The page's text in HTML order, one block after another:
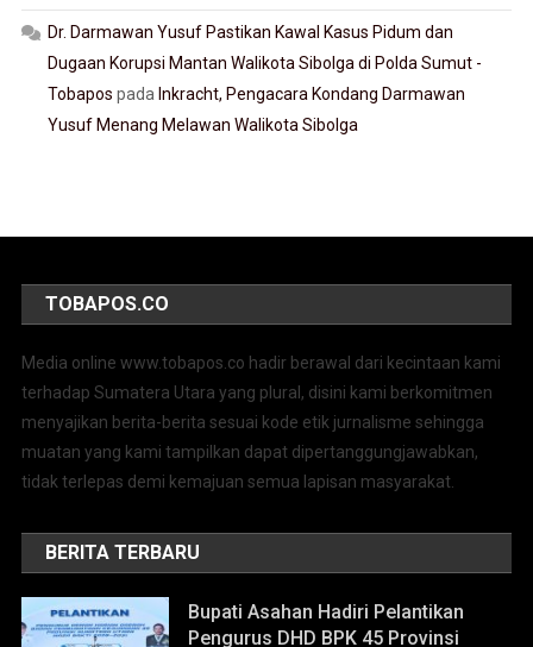
Dr. Darmawan Yusuf Pastikan Kawal Kasus Pidum dan
Dugaan Korupsi Mantan Walikota Sibolga di Polda Sumut -
Tobapos pada Inkracht, Pengacara Kondang Darmawan
Yusuf Menang Melawan Walikota Sibolga
TOBAPOS.CO
Media online www.tobapos.co hadir berawal dari kecintaan kami
terhadap Sumatera Utara yang plural, disini kami berkomitmen
menyajikan berita-berita sesuai kode etik jurnalisme sehingga
muatan yang kami tampilkan dapat dipertanggungjawabkan,
tidak terlepas demi kemajuan semua lapisan masyarakat.
BERITA TERBARU
Bupati Asahan Hadiri Pelantikan
Pengurus DHD BPK 45 Provinsi